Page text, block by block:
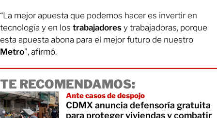
“La mejor apuesta que podemos hacer es invertir en
tecnología y en los trabajadores y trabajadoras, porque
esta apuesta abona para el mejor futuro de nuestro
Metro”, afirmó.
TE RECOMENDAMOS:
Ante casos de despojo
CDMX anuncia defensoría gratuita
para proteger viviendas y combatir